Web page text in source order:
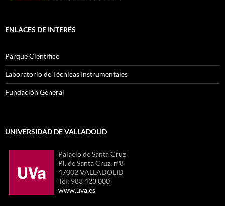
ENLACES DE INTERÉS
Parque Científico
Laboratorio de Técnicas Instrumentales
Fundación General
UNIVERSIDAD DE VALLADOLID
Palacio de Santa Cruz
Pl. de Santa Cruz, nº8
47002 VALLADOLID
Tel: 983 423 000
www.uva.es